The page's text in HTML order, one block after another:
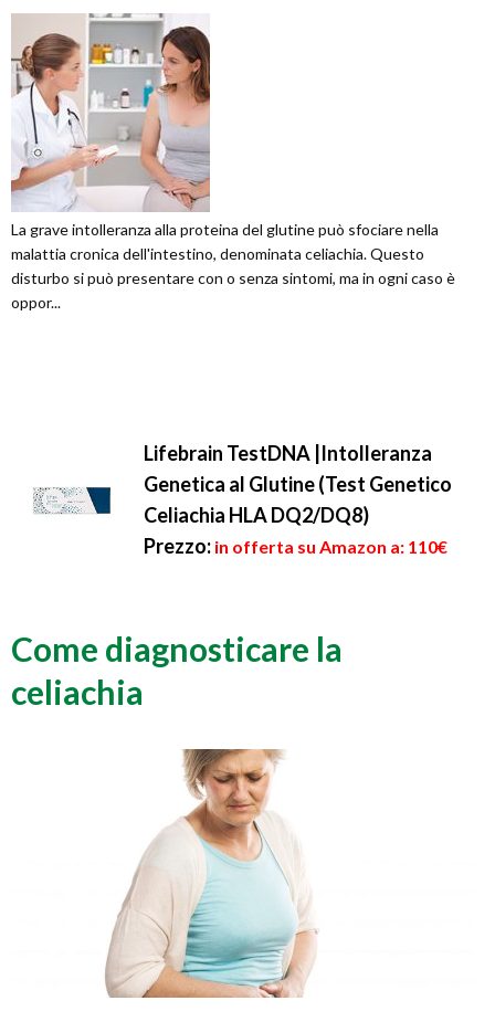
La grave intolleranza alla proteina del glutine può sfociare nella
malattia cronica dell'intestino, denominata celiachia. Questo
disturbo si può presentare con o senza sintomi, ma in ogni caso è
oppor...
Lifebrain TestDNA |Intolleranza
Genetica al Glutine (Test Genetico
Celiachia HLA DQ2/DQ8)
Prezzo: in offerta su Amazon a: 110€
Come diagnosticare la
celiachia